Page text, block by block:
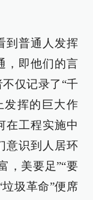
到普通人发挥
，即他们的言
仅记录了“千
发挥的巨大作
在工程实施中
意识到人居环
，美要足”“要
圾革命”便席